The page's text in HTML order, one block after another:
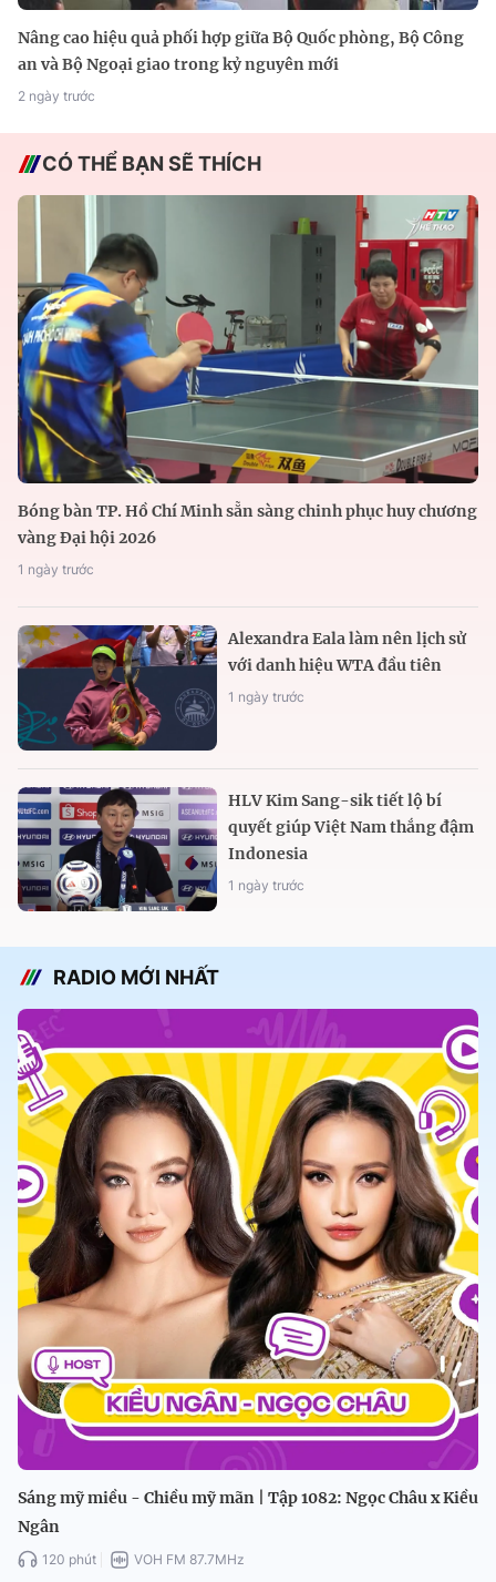
Nâng cao hiệu quả phối hợp giữa Bộ Quốc phòng, Bộ Công
an và Bộ Ngoại giao trong kỷ nguyên mới
2 ngày trước
CÓ THỂ BẠN SẼ THÍCH
Bóng bàn TP. Hồ Chí Minh sẵn sàng chinh phục huy chương
vàng Đại hội 2026
1 ngày trước
Alexandra Eala làm nên lịch sử
với danh hiệu WTA đầu tiên
1 ngày trước
HLV Kim Sang-sik tiết lộ bí
quyết giúp Việt Nam thắng đậm
Indonesia
1 ngày trước
RADIO MỚI NHẤT
Sáng mỹ miều - Chiều mỹ mãn | Tập 1082: Ngọc Châu x Kiều
Ngân
120 phút VOH FM 87.7MHz